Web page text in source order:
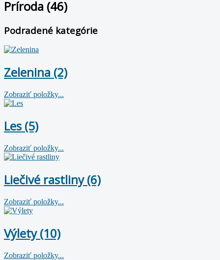
Prí­roda (46)
Podradené kategórie
Zelenina (2)
Zobraziť položky...
Les (5)
Zobraziť položky...
Liečivé rastliny (6)
Zobraziť položky...
Výlety (10)
Zobraziť položky...